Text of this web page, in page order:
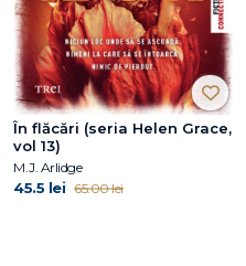
În flăcări (seria Helen Grace,
vol 13)
M.J. Arlidge
45.5 lei 65.00 lei